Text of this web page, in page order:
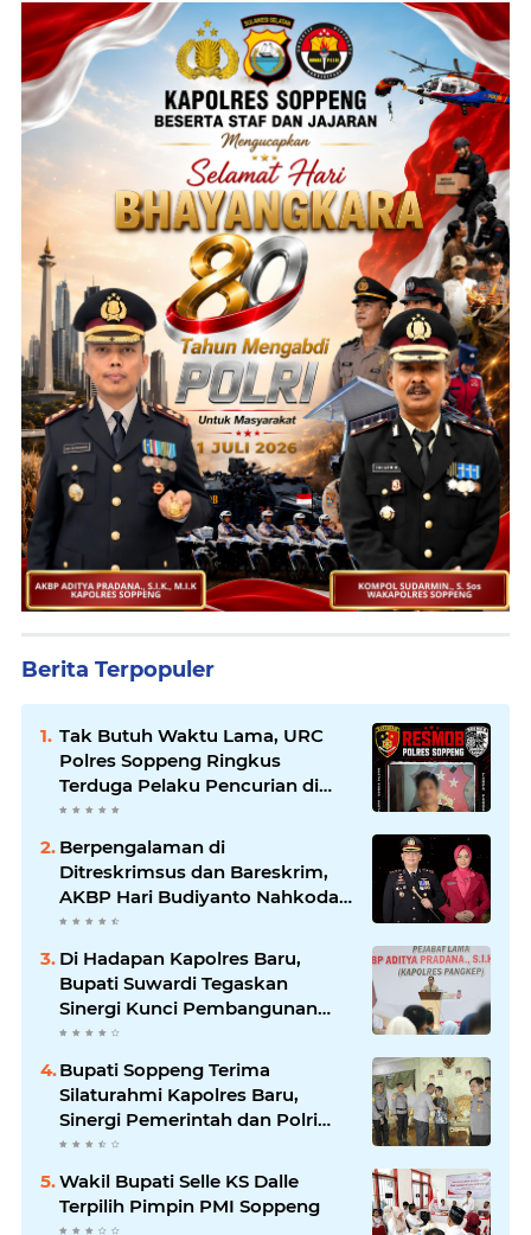
Berita Terpopuler
Tak Butuh Waktu Lama, URC
Polres Soppeng Ringkus
Terduga Pelaku Pencurian di
Liliriaja
Berpengalaman di
Ditreskrimsus dan Bareskrim,
AKBP Hari Budiyanto Nahkodai
Polres Soppeng
Di Hadapan Kapolres Baru,
Bupati Suwardi Tegaskan
Sinergi Kunci Pembangunan
Soppeng
Bupati Soppeng Terima
Silaturahmi Kapolres Baru,
Sinergi Pemerintah dan Polri
Diperkuat
Wakil Bupati Selle KS Dalle
Terpilih Pimpin PMI Soppeng